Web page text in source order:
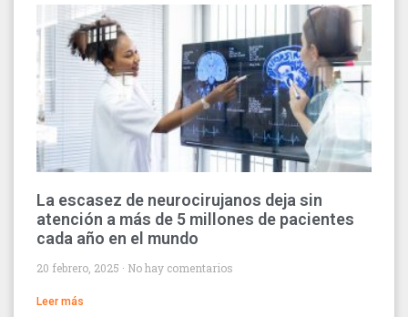
La escasez de neurocirujanos deja sin
atención a más de 5 millones de pacientes
cada año en el mundo
20 febrero, 2025 No hay comentarios
Leer más